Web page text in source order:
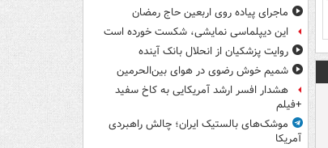
ماجرای پیاده روی اربعین حاج رمضان
این دیپلماسی نمایشی، شکست خورده است
روایت پزشکیان از انحلال بانک آینده
شمیم خوش رضوی در هوای بین‌الحرمین
هشدار افسر ارشد آمریکایی به کاخ سفید
+فیلم
موشک‌های بالستیک ایران؛ چالش راهبردی
آمریکا